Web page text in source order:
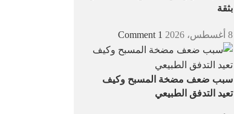
بثقة
8 أغسطس، 2026 1 Comment
سبب ضعف مضخة المسبح وكيف
تعيد التدفق الطبيعي